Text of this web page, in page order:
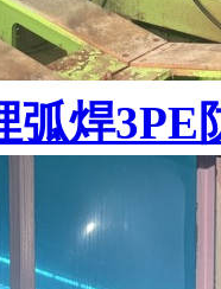
弧焊3PE